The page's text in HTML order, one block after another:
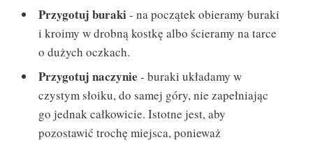
Przygotuj buraki- na początek obieramy buraki
i kroimy w drobną kostkę albo ścieramy na tarce
o dużych oczkach.
Przygotuj naczynie - buraki układamy w
czystym słoiku, do samej góry, nie zapełniając
go jednak całkowicie. Istotne jest, aby
pozostawić trochę miejsca, ponieważ